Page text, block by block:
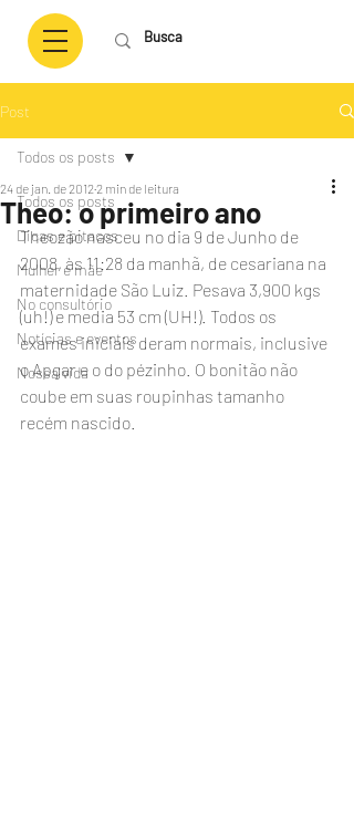
Post
Todos os posts
Dicas e pitacos
Mulher e mãe
No consultório
Notícias e eventos
Nossa vida
Todos os posts
Theo: o primeiro ano
24 de jan. de 2012 2 min de leitura
Theozão nasceu no dia 9 de Junho de
2008, às 11:28 da manhã, de cesariana na
maternidade São Luiz. Pesava 3,900 kgs
(uh!) e media 53 cm (UH!). Todos os
exames iniciais deram normais, inclusive
o Apgar e o do pézinho. O bonitão não
coube em suas roupinhas tamanho
recém nascido.